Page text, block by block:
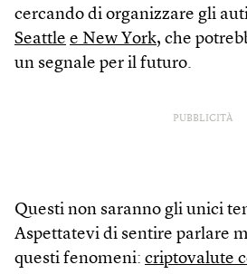
cercando di organizzare gli
Seattle e New York, che
un segnale per il futuro.
PUBBLICITÀ
Questi non saranno gli unici
Aspettatevi di sentire parlare
questi fenomeni: criptovalute